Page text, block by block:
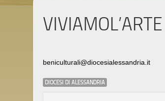
VIVIAMOL’ARTE
beniculturali@diocesialessandria.it
DIOCESI DI ALESSANDRIA